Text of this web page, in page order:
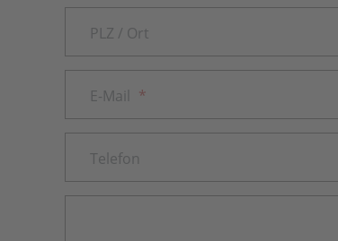
PLZ / Ort
E-Mail *
Telefon